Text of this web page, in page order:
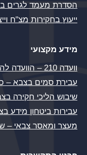
הסדרת מעמד לגרים
ייעוץ בחקירות מצ"ח
מידע מקצועי
וועדה 210 – הוועדה להעברת כלואים
עבירת סמים בצבא –
שיבוש הליכי חקירה
עבירות ביטחון מידע
מעצר ומאסר צבאי –